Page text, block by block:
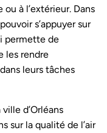
à l’extérieur. Dans
s’appuyer sur
permette de
les rendre
leurs tâches
d’Orléans
sur la qualité de l’air